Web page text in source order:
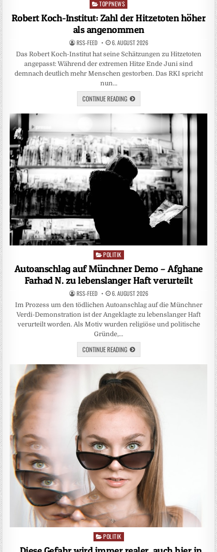
Posted
TOPPNEWS
Robert Koch-Institut: Zahl der Hitzetoten höher
als angenommen
RSS-FEED 6. AUGUST 2026
Das Robert Koch-Institut hat seine Schätzungen zu Hitzetoten
angepasst: Während der extremen Hitze Ende Juni sind
demnach deutlich mehr Menschen gestorben. Das RKI spricht
nun…
CONTINUE READING
Posted
in
POLITIK
Autoanschlag auf Münchner Demo – Afghane
Farhad N. zu lebenslanger Haft verurteilt
RSS-FEED 6. AUGUST 2026
Im Prozess um den tödlichen Autoanschlag auf die Münchner
Verdi-Demonstration ist der Angeklagte zu lebenslanger Haft
verurteilt worden. Als Motiv wurden religiöse und politische
Gründe,…
CONTINUE READING
Posted
in
POLITIK